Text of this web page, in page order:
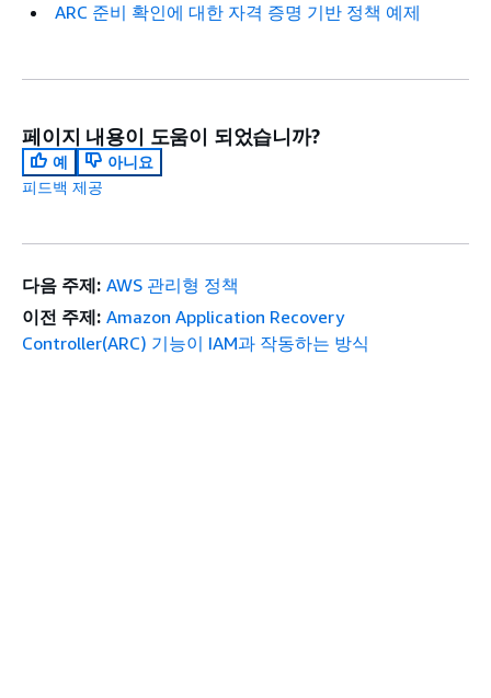
ARC 준비 확인에 대한 자격 증명 기반 정책 예제
페이지 내용이 도움이 되었습니까?
예
아니요
피드백 제공
다음 주제: AWS 관리형 정책
이전 주제: Amazon Application Recovery
Controller(ARC) 기능이 IAM과 작동하는 방식